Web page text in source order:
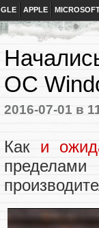
APPLE
ОС
2016-07-01 в
Как и